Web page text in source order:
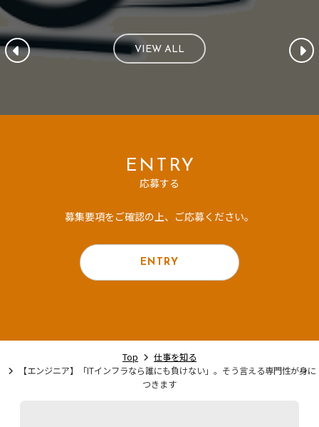
VIEW ALL
ENTRY
応募する
募集要項をご確認の上、ご応募ください。
ENTRY
Top
仕事を知る
【エンジニア】「ITインフラなら誰にも負けない」。そう言える専門性が身に
つきます